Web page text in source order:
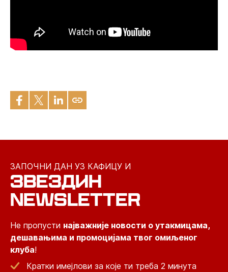
ЗАПОЧНИ ДАН УЗ КАФИЦУ И
ЗВЕЗДИН
NEWSLETTER
Не пропусти најважније новости о утакмицама,
дешавањима и промоцијама твог омиљеног
клуба!
Кратки имејлови за које ти треба 2 минута